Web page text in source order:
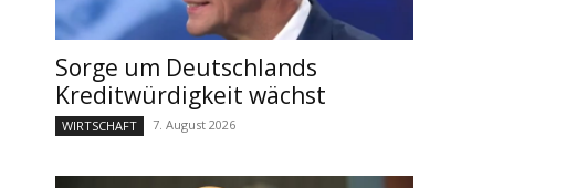
Sorge um Deutschlands
Kreditwürdigkeit wächst
WIRTSCHAFT 7. August 2026